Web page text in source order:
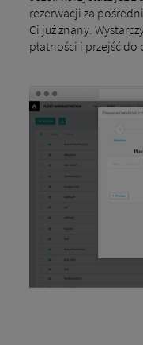
rezerwacji za
Ci już znany.
płatności i przejść do